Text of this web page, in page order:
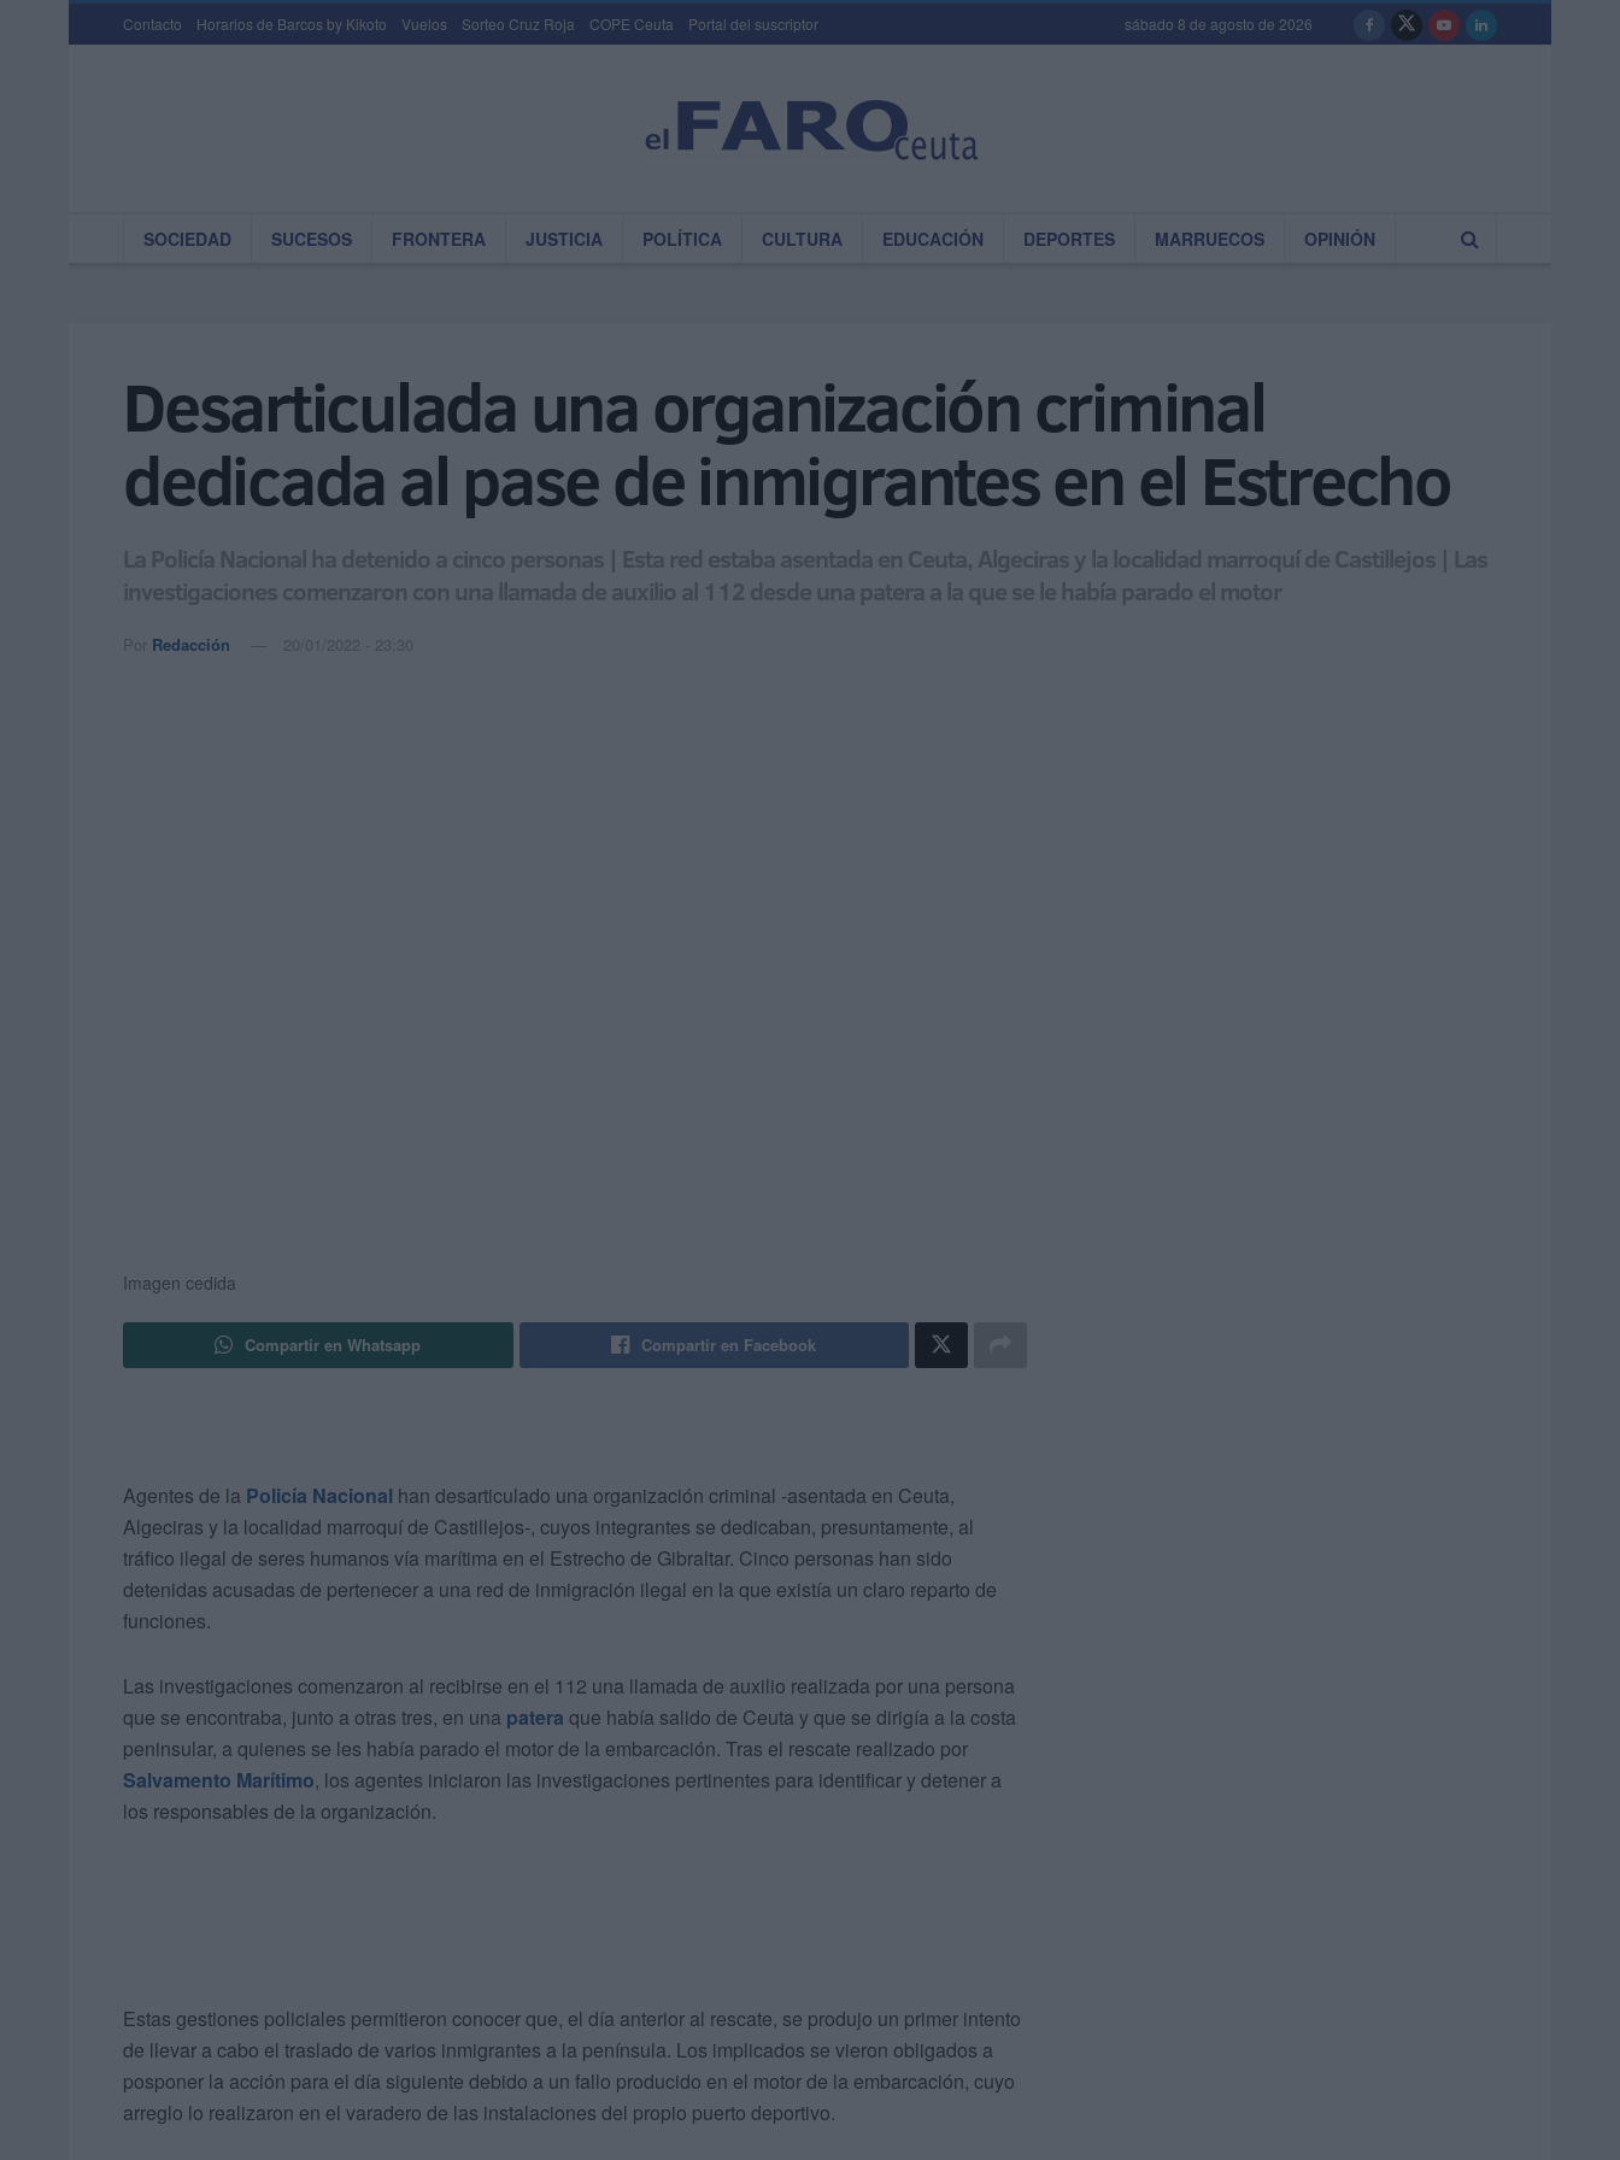
Contacto Horarios de Barcos by Kikoto Vuelos Sorteo Cruz Roja COPE Ceuta Portal del suscriptor sábado 8 de agosto de 2026
SOCIEDAD SUCESOS FRONTERA JUSTICIA POLÍTICA CULTURA EDUCACIÓN DEPORTES MARRUECOS OPINIÓN
Desarticulada una organización criminal
dedicada al pase de inmigrantes en el Estrecho
La Policía Nacional ha detenido a cinco personas | Esta red estaba asentada en Ceuta, Algeciras y la localidad marroquí de Castillejos | Las
investigaciones comenzaron con una llamada de auxilio al 112 desde una patera a la que se le había parado el motor
Por Redacción 20/01/2022 - 23:30
Imagen cedida
Compartir en Whatsapp Compartir en Facebook
Agentes de la Policía Nacional han desarticulado una organización criminal -asentada en Ceuta,
Algeciras y la localidad marroquí de Castillejos-, cuyos integrantes se dedicaban, presuntamente, al
tráfico ilegal de seres humanos vía marítima en el Estrecho de Gibraltar. Cinco personas han sido
detenidas acusadas de pertenecer a una red de inmigración ilegal en la que existía un claro reparto de
funciones.
Las investigaciones comenzaron al recibirse en el 112 una llamada de auxilio realizada por una persona
que se encontraba, junto a otras tres, en una patera que había salido de Ceuta y que se dirigía a la costa
peninsular, a quienes se les había parado el motor de la embarcación. Tras el rescate realizado por
Salvamento Marítimo, los agentes iniciaron las investigaciones pertinentes para identificar y detener a
los responsables de la organización.
Estas gestiones policiales permitieron conocer que, el día anterior al rescate, se produjo un primer intento
de llevar a cabo el traslado de varios inmigrantes a la península. Los implicados se vieron obligados a
posponer la acción para el día siguiente debido a un fallo producido en el motor de la embarcación, cuyo
arreglo lo realizaron en el varadero de las instalaciones del propio puerto deportivo.